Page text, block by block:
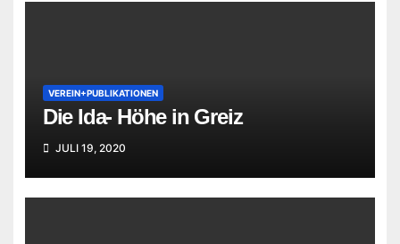
VEREIN+PUBLIKATIONEN
Die Ida- Höhe in Greiz
JULI 19, 2020